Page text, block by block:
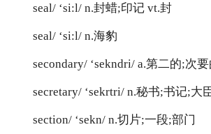
seal/ ‘si:l/ n.封蜡;印记 vt.封
seal/ ‘si:l/ n.海豹
secondary/ ‘sekndri/ a.第二的;次
secretary/ ‘sekrtri/ n.秘书;书记;大
section/ ‘sekn/ n.切片;一段;部门